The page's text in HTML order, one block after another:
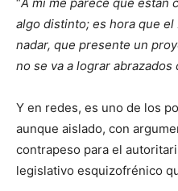
algo distinto; es hora que el
nadar, que presente un
no se va a lograr abrazados
Y en redes, es uno de los
aunque aislado, con
contrapeso para el
legislativo esquizofrénico